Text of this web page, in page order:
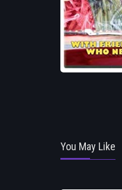
You May Like